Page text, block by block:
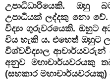
උපාධිධාරියෙකි. ඔහු
උපාධියක් ලද්දකු නො වේ.
විද්‍යා ගුරුවරයෙකි. ඔහුට
විය හැකි ය. එහෙත් ඔහුට
විශ්වවිද්‍යාල ආචාර්යවරුන්
අනුව මහාචාර්යවරයකු
(සහකාර